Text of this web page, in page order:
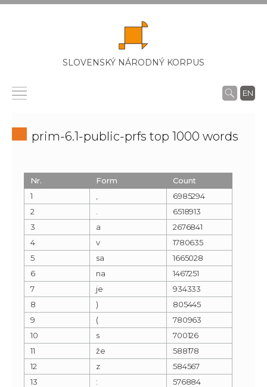
SLOVENSKÝ NÁRODNÝ KORPUS
EN
prim-6.1-public-prfs top 1000 words
Nr. Form
Count
1
6985294
2
6518913
3
a
2676841
4
v
1780635
5
sa
1665028
6
na
1467251
7
je
934333
8
)
805445
9
(
780963
10
s
700126
11
že
588178
12
z
584567
13
:
576884